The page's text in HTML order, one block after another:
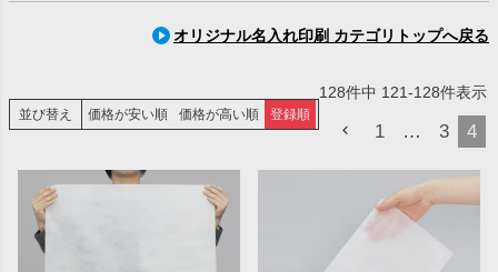
オリジナル名入れ印刷 カテゴリトップへ戻る
並び替え 価格が安い順 価格が高い順 登録順
128件中 121-128件表示
1 … 3 4